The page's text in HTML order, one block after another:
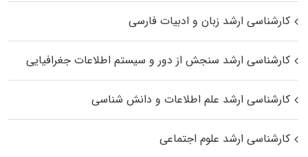
کارشناسی ارشد زبان و ادبیات فارسی
کارشناسی ارشد سنجش از دور و سیستم اطلاعات جغرافیایی
کارشناسی ارشد علم اطلاعات و دانش شناسی
کارشناسی ارشد علوم اجتماعی